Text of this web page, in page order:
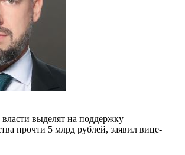
выделят на поддержку
прочти 5 млрд рублей, заявил вице-